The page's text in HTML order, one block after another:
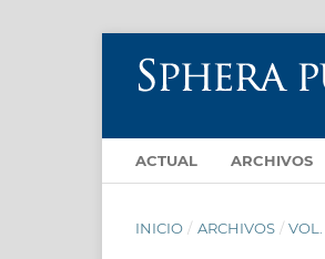
ACTUAL ARCHIVOS
INICIO / ARCHIVOS / VOL.